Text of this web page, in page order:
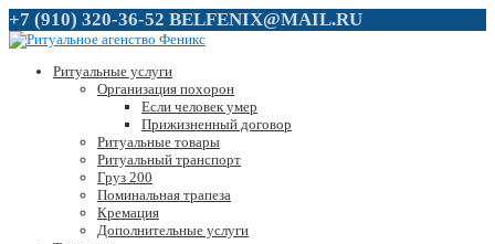
+7 (910) 320-36-52 BELFENIX@MAIL.RU
Ритуальные услуги
Организация похорон
Если человек умер
Прижизненный договор
Ритуальные товары
Ритуальный транспорт
Груз 200
Поминальная трапеза
Кремация
Дополнительные услуги